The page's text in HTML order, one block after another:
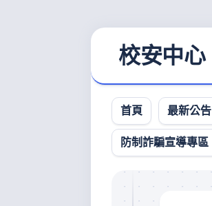
校安中心
首頁 最新公告
防制詐騙宣導專區